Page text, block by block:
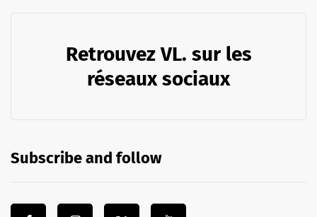
Retrouvez VL. sur les
réseaux sociaux
Subscribe and follow